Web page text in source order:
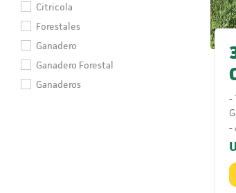
Citricola
Forestales
Ganadero
Ganadero Forestal
Ganaderos
-
-
-
-